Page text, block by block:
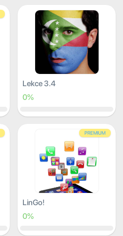
Lekce 3.4
0%
PREMIUM
LinGo!
0%